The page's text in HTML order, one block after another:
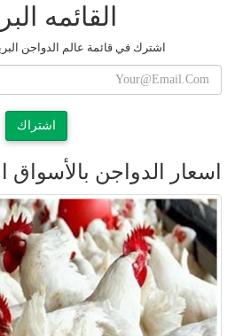
القائمه
اشترك في قائمة عالم الدواجن
اشتراك
اسعار الدواجن بالأسواق